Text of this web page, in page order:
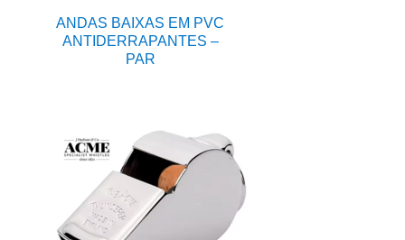
ANDAS BAIXAS EM PVC
ANTIDERRAPANTES –
PAR